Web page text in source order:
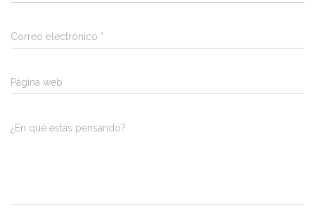
Correo electrónico *
Página web
¿En qué estás pensando?